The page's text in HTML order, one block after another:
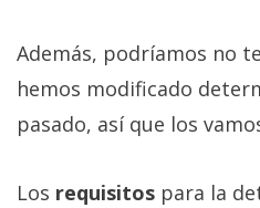
Además, podríamos no
hemos modificado
pasado, así que los
Los requisitos para la